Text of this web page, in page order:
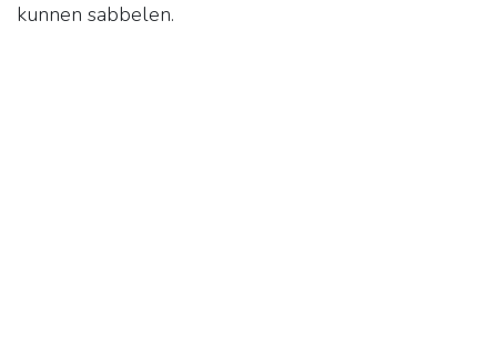
kunnen sabbelen.